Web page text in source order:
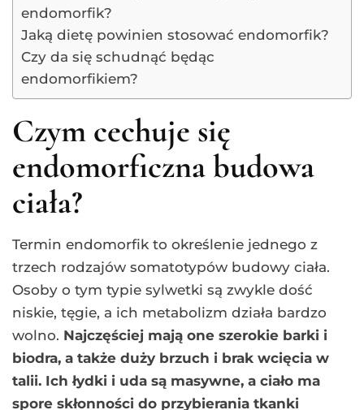
endomorfik?
Jaką dietę powinien stosować endomorfik?
Czy da się schudnąć będąc
endomorfikiem?
Czym cechuje się
endomorficzna budowa
ciała?
Termin endomorfik to określenie jednego z
trzech rodzajów somatotypów budowy ciała.
Osoby o tym typie sylwetki są zwykle dość
niskie, tęgie, a ich metabolizm działa bardzo
wolno. Najczęściej mają one szerokie barki i
biodra, a także duży brzuch i brak wcięcia w
talii. Ich łydki i uda są masywne, a ciało ma
spore skłonności do przybierania tkanki